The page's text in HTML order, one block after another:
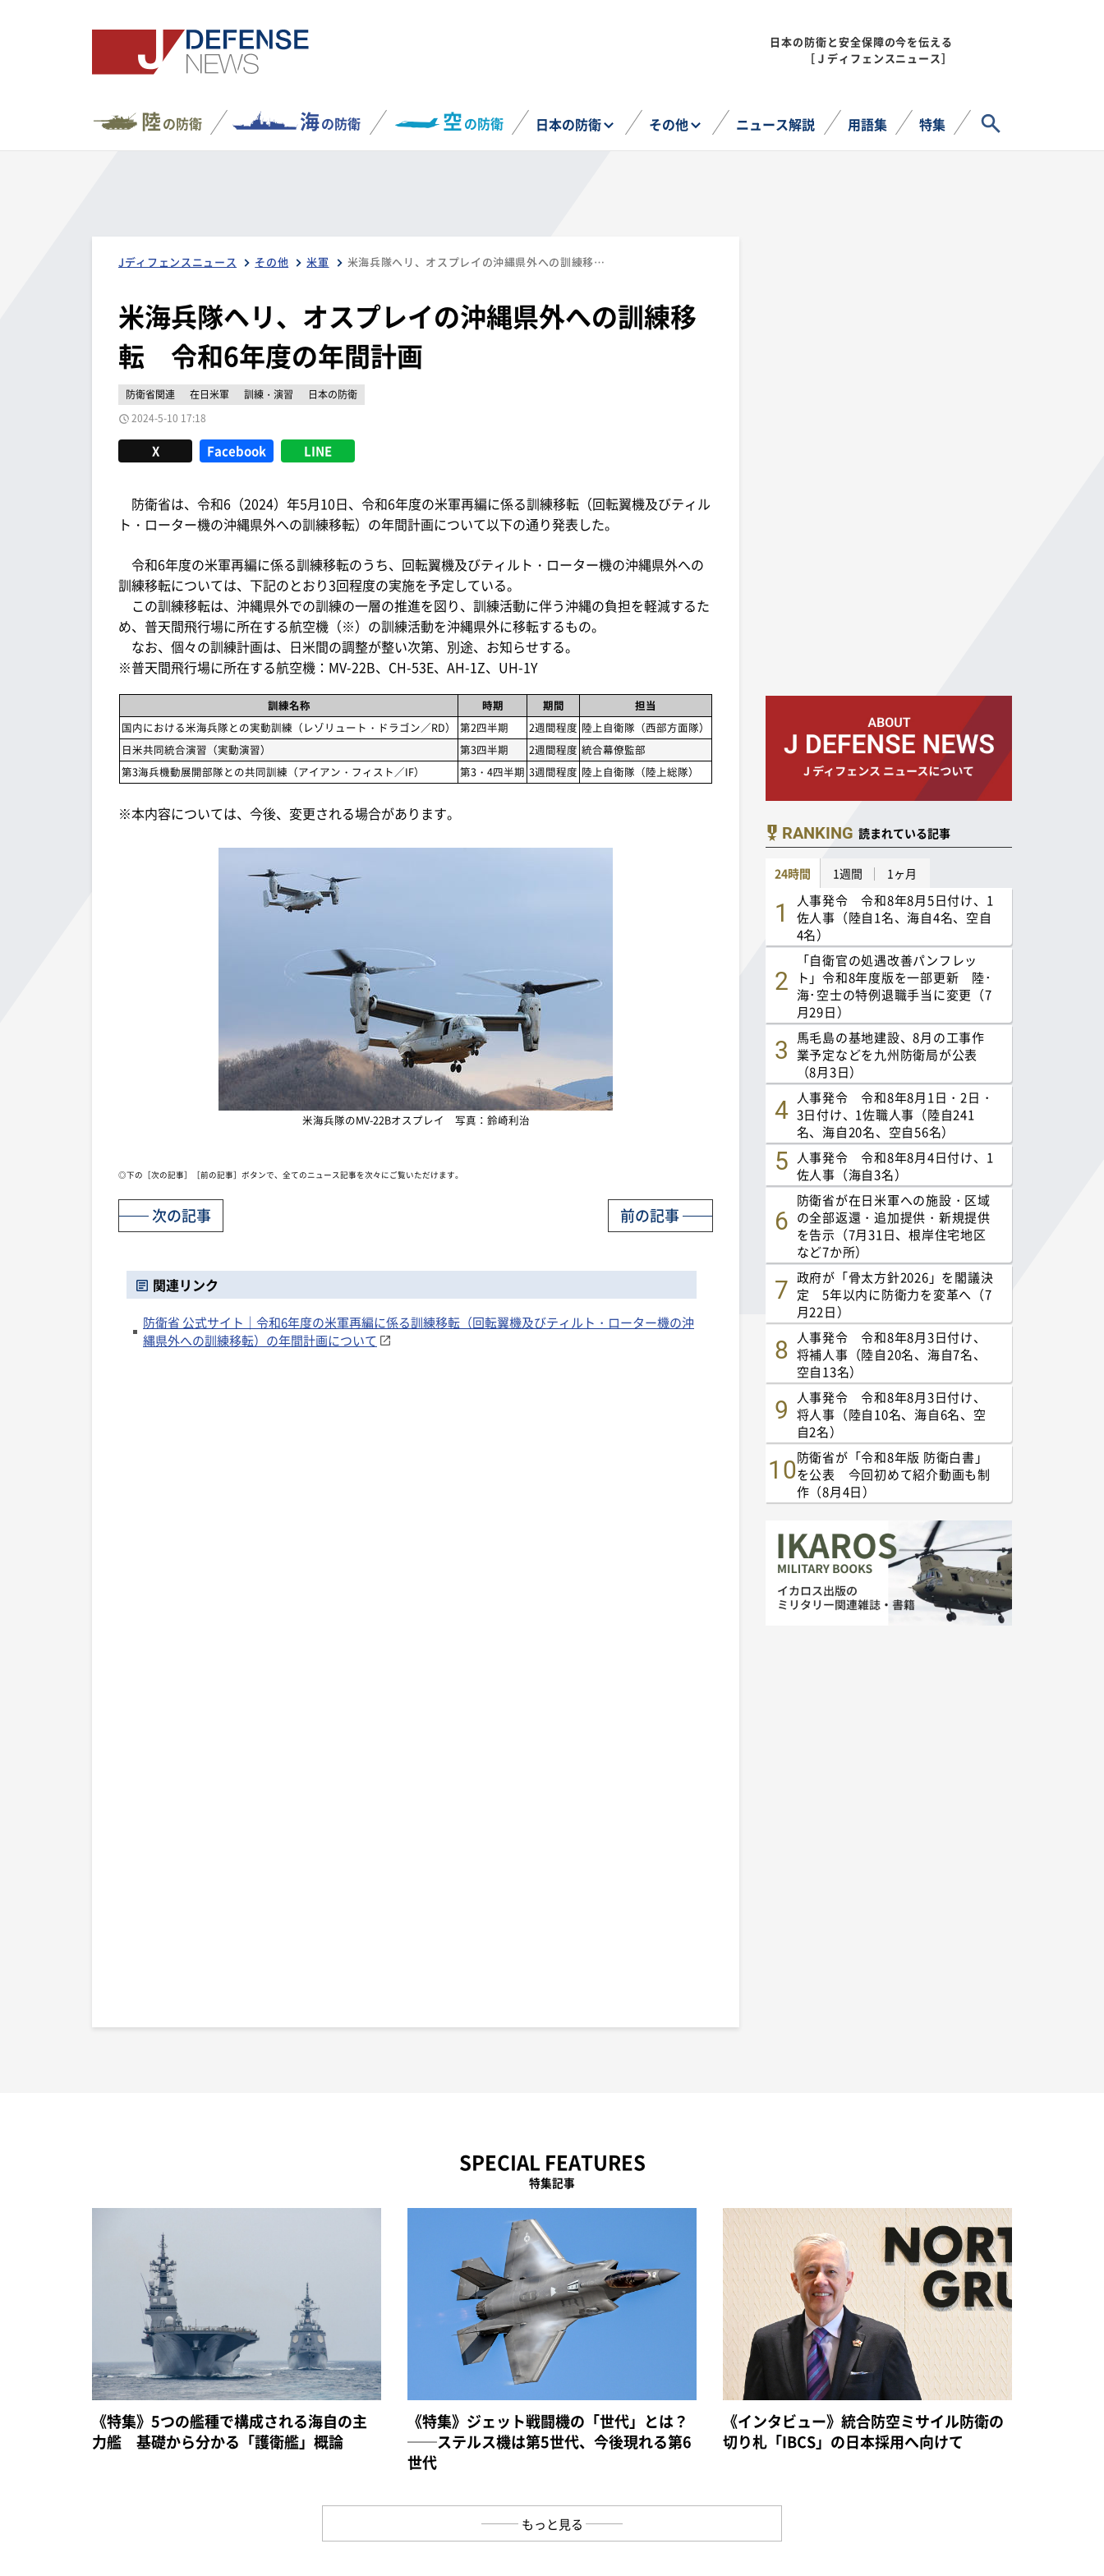
日本の防衛と安全保障の今を伝える
［Ｊディフェンスニュース］
陸の防衛 海の防衛 空の防衛 日本の防衛 その他 ニュース解説 用語集 特集
Jディフェンスニュース その他 米軍 米海兵隊ヘリ、オスプレイの沖縄県外への訓練移転 令和6年度の年間計画
米海兵隊ヘリ、オスプレイの沖縄県外への訓練移
転 令和6年度の年間計画
防衛省関連 在日米軍 訓練・演習
日本の防衛
2024-5-10 17:18
X Facebook LINE
防衛省は、令和6（2024）年5月10日、令和6年度の米軍再編に係る訓練移転（回転翼機及びティル
ト・ローター機の沖縄県外への訓練移転）の年間計画について以下の通り発表した。
令和6年度の米軍再編に係る訓練移転のうち、回転翼機及びティルト・ローター機の沖縄県外への
訓練移転については、下記のとおり3回程度の実施を予定している。
この訓練移転は、沖縄県外での訓練の一層の推進を図り、訓練活動に伴う沖縄の負担を軽減するた
め、普天間飛行場に所在する航空機（※）の訓練活動を沖縄県外に移転するもの。
なお、個々の訓練計画は、日米間の調整が整い次第、別途、お知らせする。
※普天間飛行場に所在する航空機：MV-22B、CH-53E、AH-1Z、UH-1Y
訓練名称 時期 期間
担当
国内における米海兵隊との実動訓練（レゾリュート・ドラゴン／RD）
第2四半期 2週間程度 陸上自衛隊（西部方面隊）
日米共同統合演習（実動演習）
第3四半期 2週間程度 統合幕僚監部
第3海兵機動展開部隊との共同訓練（アイアン・フィスト／IF）
第3・4四半期 3週間程度 陸上自衛隊（陸上総隊）
※本内容については、今後、変更される場合があります。
米海兵隊のMV-22Bオスプレイ 写真：鈴崎利治
◎下の［次の記事］［前の記事］ボタンで、全てのニュース記事を次々にご覧いただけます。
前の記事
次の記事
関連リンク
防衛省 公式サイト｜令和6年度の米軍再編に係る訓練移転（回転翼機及びティルト・ローター機の沖
縄県外への訓練移転）の年間計画について
RANKING 読まれている記事
24時間 1週間 1ヶ月
人事発令 令和8年8月5日付け、1
佐人事（陸自1名、海自4名、空自
4名）
「自衛官の処遇改善パンフレッ
ト」令和8年度版を一部更新 陸･
海･空士の特例退職手当に変更（7
月29日）
馬毛島の基地建設、8月の工事作
業予定などを九州防衛局が公表
（8月3日）
人事発令 令和8年8月1日・2日・
3日付け、1佐職人事（陸自241
名、海自20名、空自56名）
人事発令 令和8年8月4日付け、1
佐人事（海自3名）
防衛省が在日米軍への施設・区域
の全部返還・追加提供・新規提供
を告示（7月31日、根岸住宅地区
など7か所）
政府が「骨太方針2026」を閣議決
定 5年以内に防衛力を変革へ（7
月22日）
人事発令 令和8年8月3日付け、
将補人事（陸自20名、海自7名、
空自13名）
人事発令 令和8年8月3日付け、
将人事（陸自10名、海自6名、空
自2名）
防衛省が「令和8年版 防衛白書」
を公表 今回初めて紹介動画も制
作（8月4日）
SPECIAL FEATURES
特集記事
《特集》5つの艦種で構成される海自の主
力艦 基礎から分かる「護衛艦」概論
《特集》ジェット戦闘機の「世代」とは？
──ステルス機は第5世代、今後現れる第6
世代
《インタビュー》統合防空ミサイル防衛の
切り札「IBCS」の日本採用へ向けて
もっと見る